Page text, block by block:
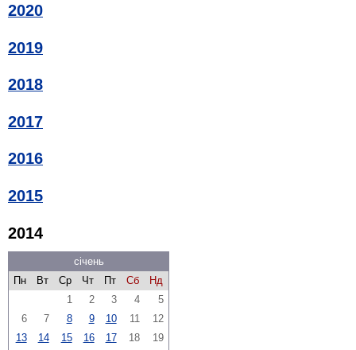
2020
2019
2018
2017
2016
2015
2014
січень
Пн
Вт Ср Чт Пт Сб
Нд
1
2 3 4
5
6
7 8 9 10 11
12
13
14 15 16 17 18
19